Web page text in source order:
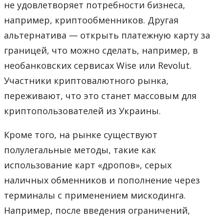
не удовлетворяет потребности бизнеса,
например, криптообменников. Другая
альтернатива — открыть платежную карту за
границей, что можно сделать, например, в
необанковских сервисах Wise или Revolut.
Участники криптовалютного рынка,
переживают, что это станет массовым для
криптопользователей из Украины.
Кроме того, на рынке существуют
полулегальные методы, такие как
использование карт «дропов», серых
наличных обменников и пополнение через
терминалы с применением мискодинга.
Например, после введения ограничений,